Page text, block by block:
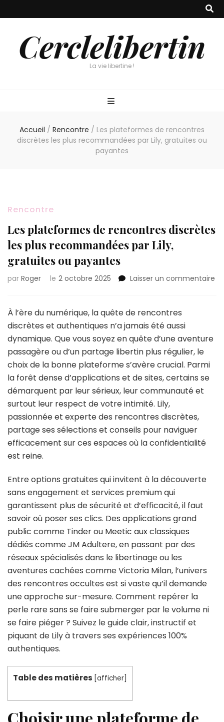
Cerclelibertin
La vie libertine !
Accueil / Rencontre / Les plateformes de rencontres
discrètes les plus recommandées par Lily, gratuites ou
payantes
Rencontre
Les plateformes de rencontres discrètes
les plus recommandées par Lily,
gratuites ou payantes
par Roger le 2 octobre 2025 Laisser un commentaire
À l’ère du numérique, la quête de rencontres
discrètes et authentiques n’a jamais été aussi
dynamique. Que vous soyez en quête d’une aventure
passagère ou d’un partage libertin plus régulier, le
choix de la bonne plateforme s’avère crucial. Parmi
la forêt dense d’applications et de sites, certains se
démarquent par leur sérieux, leur communauté et
surtout leur respect de votre intimité. Lily,
passionnée et experte des rencontres discrètes,
partage ses sélections et conseils pour naviguer
efficacement sur ces espaces où la confidentialité
est reine.
Entre options gratuites qui invitent à la découverte
sans engagement et services premium qui
garantissent plus de sécurité et d’efficacité, il faut
savoir où poser ses clics. Des applications grand
public comme Tinder ou Meetic aux classiques
dédiés comme JM Adultere, en passant par des
réseaux spécialisés dans le libertinage ou les
aventures cachées comme Victoria Milan, l’univers
des rencontres occultes est si vaste qu’il demande
une approche sur-mesure. Comment repérer la
perle rare sans se faire submerger par le volume ni
se faire piéger ? Suivez le guide clair, instructif et
piquant de Lily à travers ses expériences 100%
authentiques.
Table des matières [afficher]